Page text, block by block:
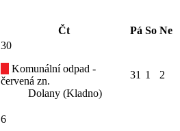
Čt Pá So Ne
30
Komunální odpad -
červená zn.
Dolany (Kladno)
31 1 2
6